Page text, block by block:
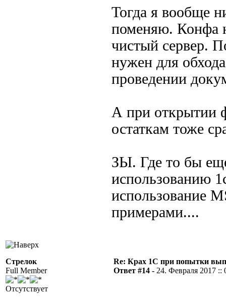
Тогда я вообще
поменяю. Конфа
чистый сервер.
нужен для
проведении
А при открытии
остаткам тоже
ЗЫ. Где то бы
использованию
использование
примерами....
Стрелок
Full Member
Отсутствует
Re: Крах 1С при попытки
Ответ #14 - 24. Февраля 2017 ::